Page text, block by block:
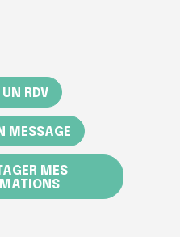
RDV
MESSAGE
MES